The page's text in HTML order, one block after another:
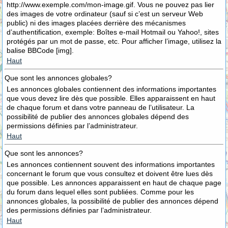
http://www.exemple.com/mon-image.gif. Vous ne pouvez pas lier
des images de votre ordinateur (sauf si c’est un serveur Web
public) ni des images placées derrière des mécanismes
d’authentification, exemple: Boîtes e-mail Hotmail ou Yahoo!, sites
protégés par un mot de passe, etc. Pour afficher l’image, utilisez la
balise BBCode [img].
Haut
Que sont les annonces globales?
Les annonces globales contiennent des informations importantes
que vous devez lire dès que possible. Elles apparaissent en haut
de chaque forum et dans votre panneau de l’utilisateur. La
possibilité de publier des annonces globales dépend des
permissions définies par l’administrateur.
Haut
Que sont les annonces?
Les annonces contiennent souvent des informations importantes
concernant le forum que vous consultez et doivent être lues dès
que possible. Les annonces apparaissent en haut de chaque page
du forum dans lequel elles sont publiées. Comme pour les
annonces globales, la possibilité de publier des annonces dépend
des permissions définies par l’administrateur.
Haut